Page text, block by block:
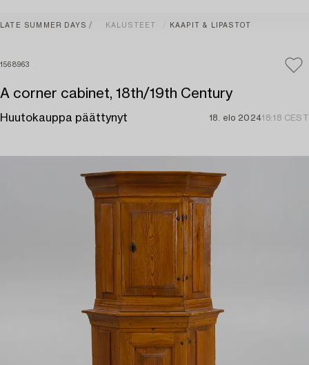
LATE SUMMER DAYS KALUSTEET KAAPIT & LIPASTOT
1568963
A corner cabinet, 18th/19th Century
Huutokauppa päättynyt 18. elo 202418:18 CEST